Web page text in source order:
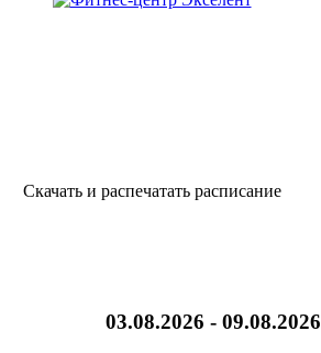
Скачать и распечатать расписание
03.08.2026 - 09.08.2026